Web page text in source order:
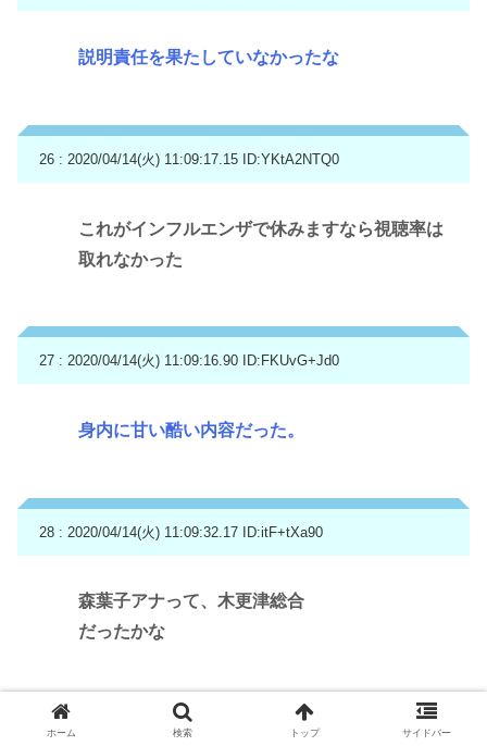
説明責任を果たしていなかったな
26 : 2020/04/14(火) 11:09:17.15 ID:YKtA2NTQ0
これがインフルエンザで休みますなら視聴率は
取れなかった
27 : 2020/04/14(火) 11:09:16.90 ID:FKUvG+Jd0
身内に甘い酷い内容だった。
28 : 2020/04/14(火) 11:09:32.17 ID:itF+tXa90
森葉子アナって、木更津総合
だったかな
29 : 2020/04/14(火) 11:09:51.02 ID:VMEYm8DJ0
ホーム 検索 トップ サイドバー